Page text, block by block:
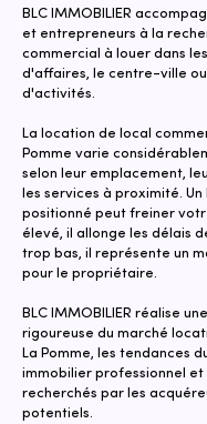
BLC IMMOBILIER
et entrepreneurs à la
commercial à louer dans
d'affaires, le centre-ville ou
d'activités.
La location de local
Pomme varie
selon leur emplacement,
les services à proximité. Un
positionné peut freiner
élevé, il allonge les délais
trop bas, il représente un
pour le propriétaire.
​​BLC IMMOBILIER réalise
rigoureuse du marché
La Pomme, les tendances
immobilier professionnel et
recherchés par les
potentiels.